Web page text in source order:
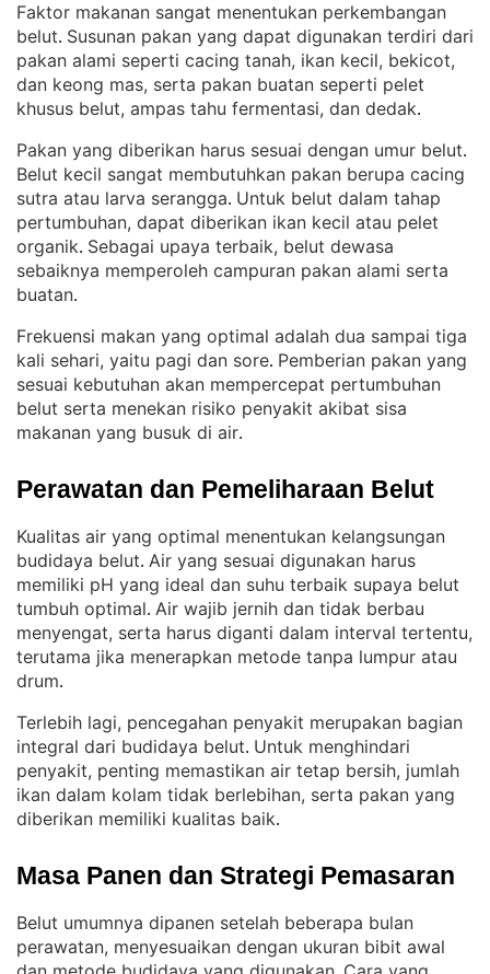
Faktor makanan sangat menentukan perkembangan
belut. Susunan pakan yang dapat digunakan terdiri dari
pakan alami seperti cacing tanah, ikan kecil, bekicot,
dan keong mas, serta pakan buatan seperti pelet
khusus belut, ampas tahu fermentasi, dan dedak.
Pakan yang diberikan harus sesuai dengan umur belut
Belut kecil sangat membutuhkan pakan berupa cacing
sutra atau larva serangga. Untuk belut dalam tahap
pertumbuhan, dapat diberikan ikan kecil atau pelet
organik. Sebagai upaya terbaik, belut dewasa
sebaiknya memperoleh campuran pakan alami serta
buatan.
Frekuensi makan yang optimal adalah dua sampai tiga
kali sehari, yaitu pagi dan sore. Pemberian pakan yang
sesuai kebutuhan akan mempercepat pertumbuhan
belut serta menekan risiko penyakit akibat sisa
makanan yang busuk di air.
Perawatan dan Pemeliharaan Belut
Kualitas air yang optimal menentukan kelangsungan
budidaya belut. Air yang sesuai digunakan harus
memiliki pH yang ideal dan suhu terbaik supaya belut
tumbuh optimal. Air wajib jernih dan tidak berbau
menyengat, serta harus diganti dalam interval tertentu,
terutama jika menerapkan metode tanpa lumpur atau
drum.
Terlebih lagi, pencegahan penyakit merupakan bagian
integral dari budidaya belut. Untuk menghindari
penyakit, penting memastikan air tetap bersih, jumlah
ikan dalam kolam tidak berlebihan, serta pakan yang
diberikan memiliki kualitas baik.
Masa Panen dan Strategi Pemasaran
Belut umumnya dipanen setelah beberapa bulan
perawatan, menyesuaikan dengan ukuran bibit awal